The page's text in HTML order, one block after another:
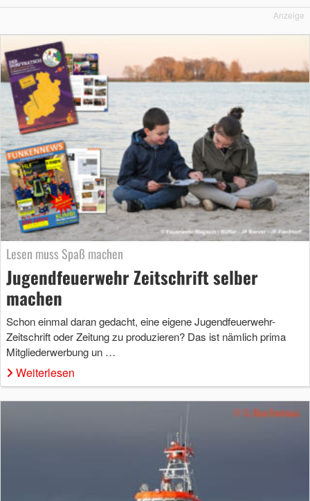
Anzeige
Lesen muss Spaß machen
Jugendfeuerwehr Zeitschrift selber
machen
Schon einmal daran gedacht, eine eigene Jugendfeuerwehr-
Zeitschrift oder Zeitung zu produzieren? Das ist nämlich prima
Mitgliederwerbung un …
Weiterlesen